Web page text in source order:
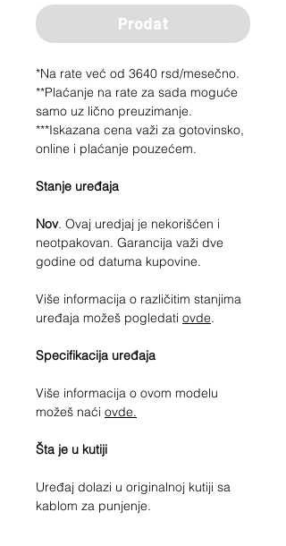
Prodat
*Na rate već od 3640 rsd/mesečno.
**Plaćanje na rate za sada moguće
samo uz lično preuzimanje.
***Iskazana cena važi za gotovinsko,
online i plaćanje pouzećem.
Stanje uređaja
Nov. Ovaj uredjaj je nekorišćen i
neotpakovan. Garancija važi dve
godine od datuma kupovine.
Više informacija o različitim stanjima
uređaja možeš pogledati ovde.
Specifikacija uređaja
Više informacija o ovom modelu
možeš naći ovde.
Šta je u kutiji
Uređaj dolazi u originalnoj kutiji sa
kablom za punjenje.